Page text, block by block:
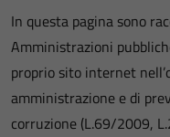
In questa pagina sono
Amministrazioni
proprio sito internet
amministrazione e di
corruzione (L.69/2009,